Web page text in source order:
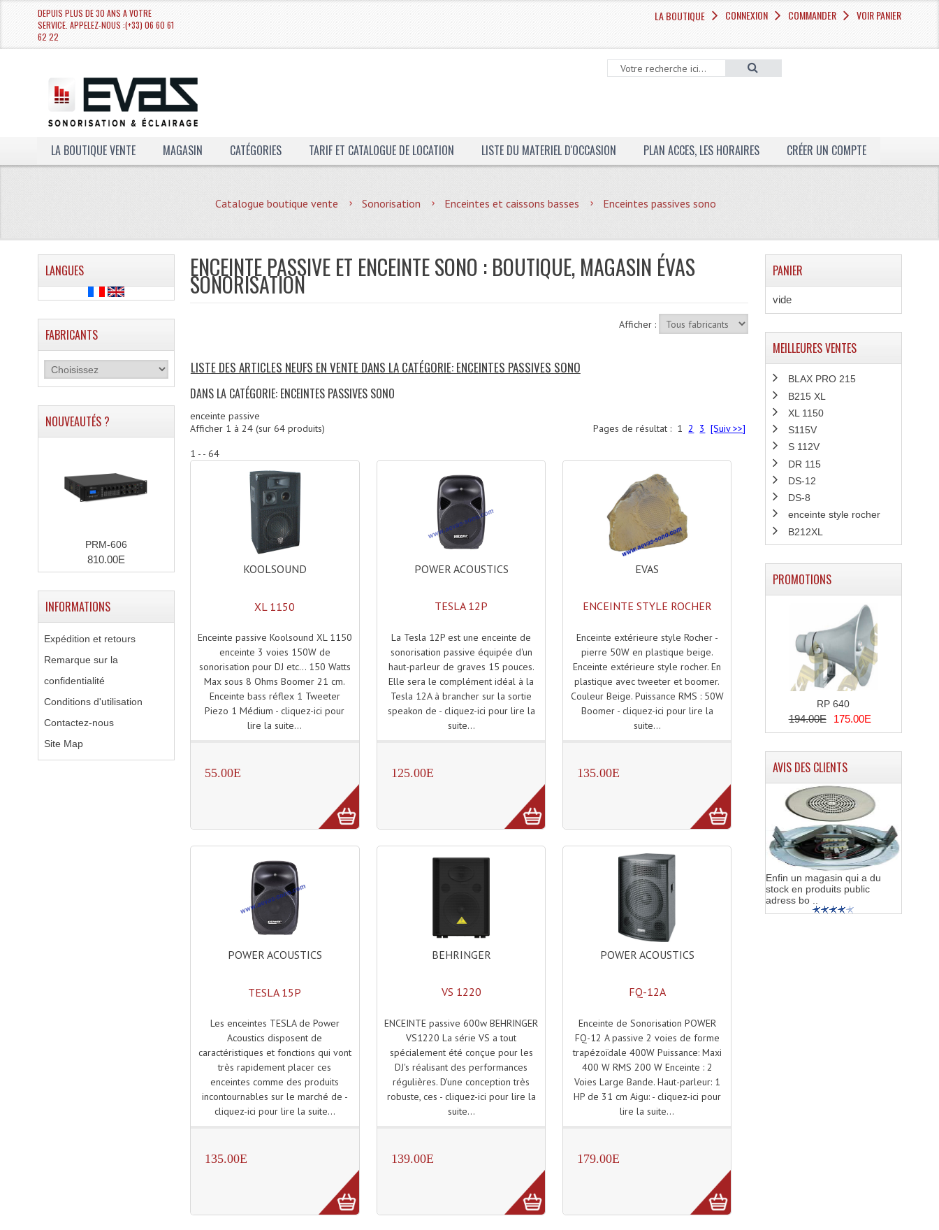
DEPUIS PLUS DE 30 ANS A VOTRE
SERVICE. APPELEZ-NOUS :(+33) 06 60 61
62 22
LA BOUTIQUE CONNEXION COMMANDER VOIR PANIER
LA BOUTIQUE VENTE MAGASIN CATÉGORIES TARIF ET CATALOGUE DE LOCATION LISTE DU MATERIEL D'OCCASION PLAN ACCES, LES HORAIRES CRÉER UN COMPTE
Catalogue boutique vente Sonorisation Enceintes et caissons basses Enceintes passives sono
ENCEINTE PASSIVE ET ENCEINTE SONO : BOUTIQUE, MAGASIN ÉVAS
SONORISATION
Afficher :
LISTE DES ARTICLES NEUFS EN VENTE DANS LA CATÉGORIE: ENCEINTES PASSIVES SONO
DANS LA CATÉGORIE: ENCEINTES PASSIVES SONO
enceinte passive
Pages de résultat : 1 2 3 [Suiv >>]
Afficher 1 à 24(sur 64produits)
1 - - 64
KOOLSOUND
XL 1150
Enceinte passive Koolsound XL 1150
enceinte 3 voies 150W de
sonorisation pour DJ etc... 150 Watts
Max sous 8 Ohms Boomer 21 cm.
Enceinte bass réflex 1 Tweeter
Piezo 1 Médium - cliquez-ici pour
lire la suite...
55.00E
POWER ACOUSTICS
TESLA 12P
La Tesla 12P est une enceinte de
sonorisation passive équipée d'un
haut-parleur de graves 15 pouces.
Elle sera le complément idéal à la
Tesla 12A à brancher sur la sortie
speakon de - cliquez-ici pour lire la
suite...
125.00E
EVAS
ENCEINTE STYLE ROCHER
Enceinte extérieure style Rocher -
pierre 50W en plastique beige.
Enceinte extérieure style rocher. En
plastique avec tweeter et boomer.
Couleur Beige. Puissance RMS : 50W
Boomer - cliquez-ici pour lire la
suite...
135.00E
POWER ACOUSTICS
TESLA 15P
Les enceintes TESLA de Power
Acoustics disposent de
caractéristiques et fonctions qui vont
très rapidement placer ces
enceintes comme des produits
incontournables sur le marché de -
cliquez-ici pour lire la suite...
135.00E
BEHRINGER
VS 1220
ENCEINTE passive 600w BEHRINGER
VS1220 La série VS a tout
spécialement été conçue pour les
DJ's réalisant des performances
régulières. D'une conception très
robuste, ces - cliquez-ici pour lire la
suite...
139.00E
POWER ACOUSTICS
FQ-12A
Enceinte de Sonorisation POWER
FQ-12 A passive 2 voies de forme
trapézoïdale 400W Puissance: Maxi
400 W RMS 200 W Enceinte : 2
Voies Large Bande. Haut-parleur: 1
HP de 31 cm Aigu: - cliquez-ici pour
lire la suite...
179.00E
LANGUES
FABRICANTS
NOUVEAUTÉS ?
PRM-606
810.00E
INFORMATIONS
Expédition et retours
Remarque sur la
confidentialité
Conditions d'utilisation
Contactez-nous
Site Map
PANIER
vide
MEILLEURES VENTES
BLAX PRO 215
B215 XL
XL 1150
S115V
S 112V
DR 115
DS-12
DS-8
enceinte style rocher
B212XL
PROMOTIONS
RP 640
194.00E 175.00E
AVIS DES CLIENTS
Enfin un magasin qui a du
stock en produits public
adress bo ..